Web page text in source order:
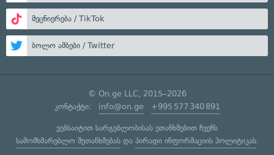
მეცნიერება / TikTok
ბოლო ამბები / Twitter
© On.ge LLC, 2015–2026
კონტაქტი: info@on.ge +995 577 340 891
ვებსაიტით სარგებლობისას ეთანხმებით ჩვენს
სამომხმარებლო შეთანხმებასდა პირადი ინფორმაციის პოლიტიკას.